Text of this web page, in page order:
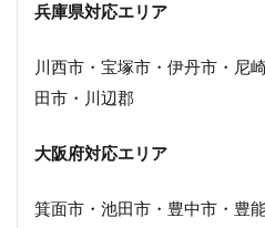
兵庫県対応エリア
川西市・宝塚市・伊丹市・尼
田市・川辺郡
大阪府対応エリア
箕面市・池田市・豊中市・豊